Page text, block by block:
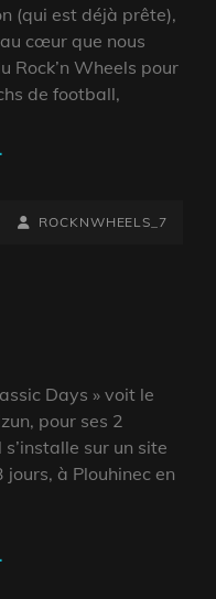
(qui est déjà prête),
cœur que nous
Rock’n Wheels pour
de football,
2027…
BY
BYLINE
ROCKNWHEELS_7
Days » voit le
pour ses 2
sur un site
à Plouhinec en